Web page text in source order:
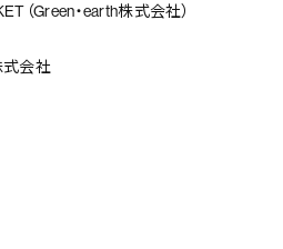
（Green・earth株式会社）
式会社